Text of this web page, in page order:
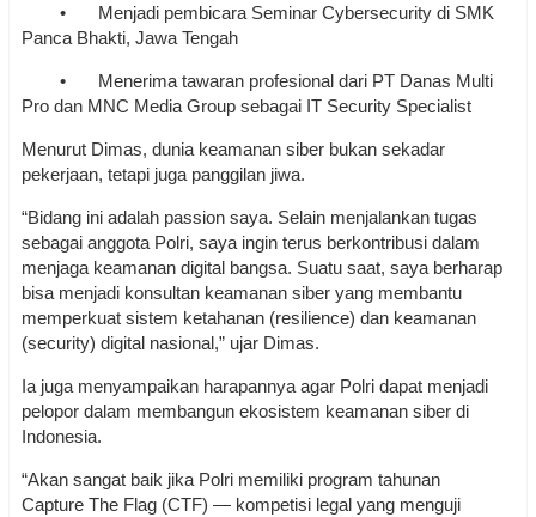
•
Menjadi pembicara Seminar Cybersecurity di SMK
Panca Bhakti, Jawa Tengah
•
Menerima tawaran profesional dari PT Danas Multi
Pro dan MNC Media Group sebagai IT Security Specialist
Menurut Dimas, dunia keamanan siber bukan sekadar
pekerjaan, tetapi juga panggilan jiwa.
“Bidang ini adalah passion saya. Selain menjalankan tugas
sebagai anggota Polri, saya ingin terus berkontribusi dalam
menjaga keamanan digital bangsa. Suatu saat, saya berharap
bisa menjadi konsultan keamanan siber yang membantu
memperkuat sistem ketahanan (resilience) dan keamanan
(security) digital nasional,” ujar Dimas.
Ia juga menyampaikan harapannya agar Polri dapat menjadi
pelopor dalam membangun ekosistem keamanan siber di
Indonesia.
“Akan sangat baik jika Polri memiliki program tahunan
Capture The Flag (CTF) — kompetisi legal yang menguji